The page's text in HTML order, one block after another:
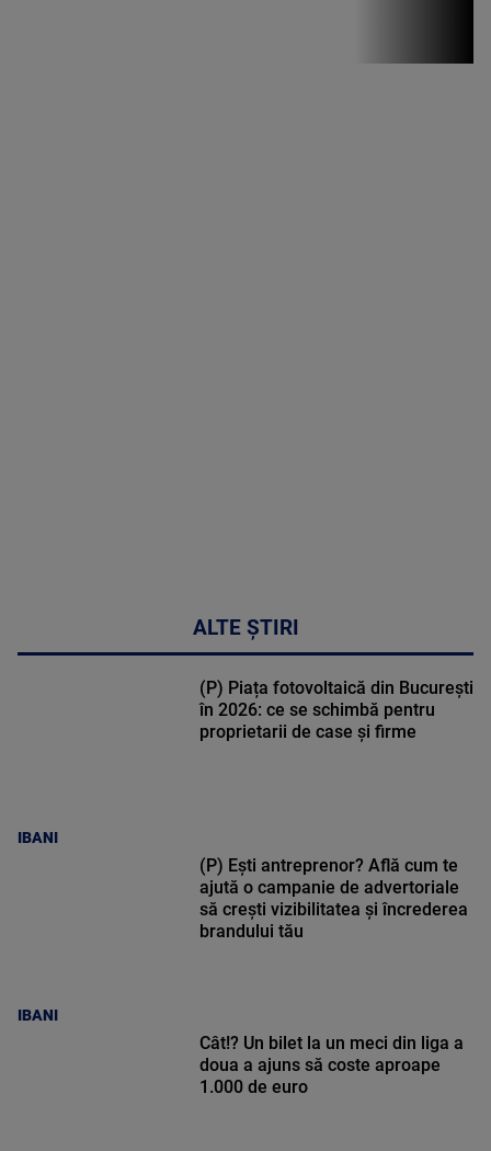
ALTE ȘTIRI
IBANI
(P) Piața fotovoltaică din București
în 2026: ce se schimbă pentru
proprietarii de case și firme
IBANI
(P) Ești antreprenor? Află cum te
ajută o campanie de advertoriale
să crești vizibilitatea și încrederea
brandului tău
Cât!? Un bilet la un meci din liga a
doua a ajuns să coste aproape
1.000 de euro